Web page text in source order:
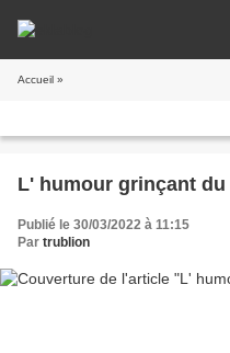
Accueil »
Publié le 30/03/2022 à 11:15
Par trublion